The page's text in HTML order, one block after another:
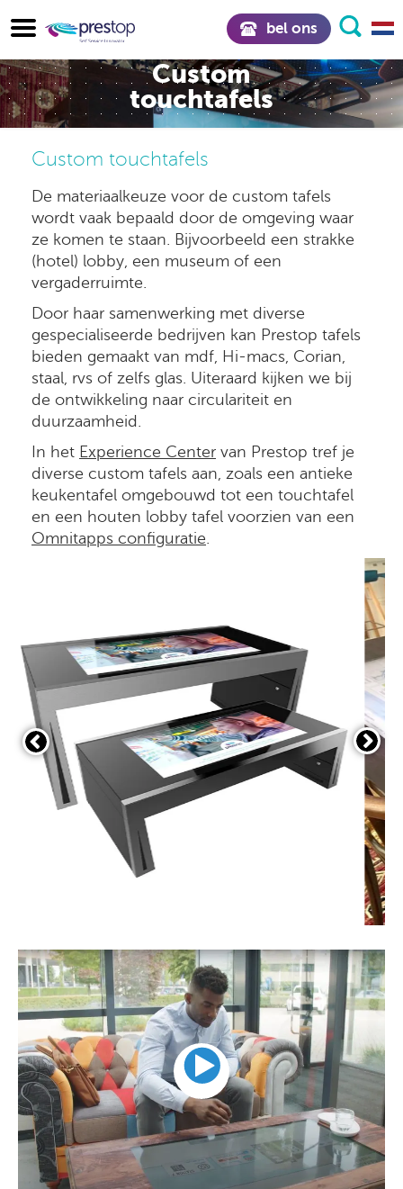
bel ons
Custom
touchtafels
Custom touchtafels
De materiaalkeuze voor de custom tafels
wordt vaak bepaald door de omgeving waar
ze komen te staan. Bijvoorbeeld een strakke
(hotel) lobby, een museum of een
vergaderruimte.
Door haar samenwerking met diverse
gespecialiseerde bedrijven kan Prestop tafels
bieden gemaakt van mdf, Hi-macs, Corian,
staal, rvs of zelfs glas. Uiteraard kijken we bij
de ontwikkeling naar circulariteit en
duurzaamheid.
In het Experience Center van Prestop tref je
diverse custom tafels aan, zoals een antieke
keukentafel omgebouwd tot een touchtafel
en een houten lobby tafel voorzien van een
Omnitapps configuratie.